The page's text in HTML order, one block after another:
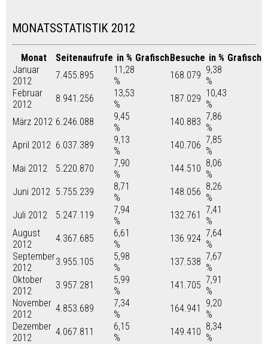
MONATSSTATISTIK 2012
Monat Seitenaufrufe in % GrafischBesuche in % Grafisch
Januar
2012
7.455.895
11,28
%
168.079 9,38
%
Februar
2012
8.941.256
13,53
%
187.029 10,43
%
März 2012 6.246.088
9,45
%
140.883 7,86
%
April 2012 6.037.389
9,13
%
140.706 7,85
%
Mai 2012
5.220.870
7,90
%
144.510 8,06
%
Juni 2012 5.755.239
8,71
%
148.056 8,26
%
Juli 2012
5.247.119
7,94
%
132.761 7,41
%
August
2012
4.367.685
6,61
%
136.924 7,64
%
September
2012
3.955.105
5,98
%
137.538 7,67
%
Oktober
2012
3.957.281
5,99
%
141.705 7,91
%
November
2012
4.853.689
7,34
%
164.941
9,20
%
Dezember
2012
4.067.811
6,15
%
149.410 8,34
%